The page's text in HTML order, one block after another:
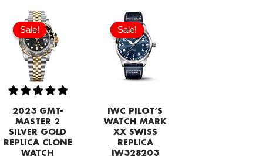
Sale!
Sale!
2023 GMT-
MASTER 2
SILVER GOLD
REPLICA CLONE
WATCH
Sale!
Sale!
IWC PILOT’S
WATCH MARK
XX SWISS
REPLICA
IW328203
Original
price
was:
£8,170.00.